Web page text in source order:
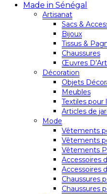
Made in Sénégal
Artisanat
Sacs &
Bijoux
Tissus &
Chaussures
Œuvres D’Art
Décoration
Objets
Meubles
Textiles pour
Articles de
Mode
Vêtements
Vêtements
Vêtements
Accessoires
Accessoires
Chaussures
Chaussures